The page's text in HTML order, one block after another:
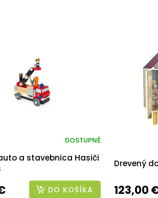
a stavebnica Hasiči
DOSTUPNÉ
DO KOŠÍKA
Drevený
123,00